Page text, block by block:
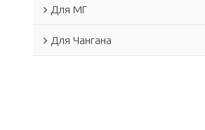
Для МГ
Для Чангана